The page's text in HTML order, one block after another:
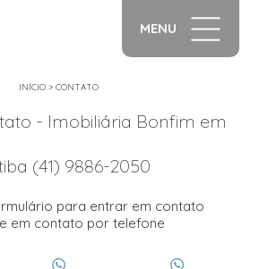
MENU
INÍCIO> CONTATO
- Imobiliária Bonfim em
(41) 9886-2050
para entrar em contato
em contato por telefone